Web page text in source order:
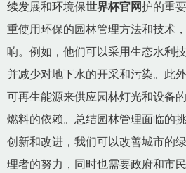
续发展和环境保世界杯官网护的重
重使用环保的园林管理方法和技术
响。例如，他们可以采用生态水利
并减少对地下水的开采和污染。此
可再生能源来供应园林灯光和设备
燃料的依赖。总结园林管理面临的
创新和改进，我们可以改善城市的
理者的努力，同时也需要政府和市